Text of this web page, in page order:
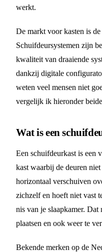
werkt.
De markt voor kasten is
Schuifdeursystemen zijn
kwaliteit van draaiende
dankzij digitale
weten veel mensen niet
vergelijk ik hieronder
Wat is een
Een schuifdeurkast is een
kast waarbij de deuren
horizontaal verschuiven
zichzelf en hoeft niet vast
nis van je slaapkamer.
plaatsen en ook weer te
Bekende merken op de